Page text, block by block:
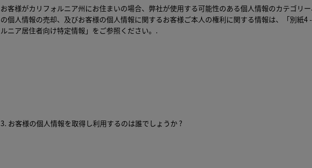
お客様がカリフォルニア州にお住まいの場合、弊社が使用する可能性のある個人情報のカテゴリ
の個人情報の売却、及びお客様の個人情報に関するお客様ご本人の権利に関する情報は、「別紙4
ルニア居住者向け特定情報 」をご参照ください。.
3. お客様の個人情報を取得し利用するのは誰でしょうか ?